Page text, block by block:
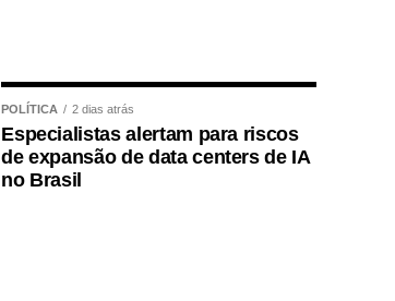
POLÍTICA 2 dias atrás
Especialistas alertam para riscos
de expansão de data centers de IA
no Brasil